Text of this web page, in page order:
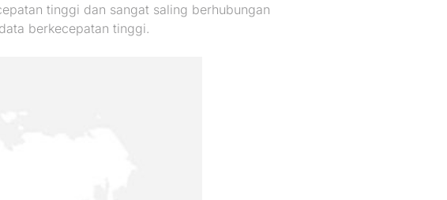
tinggi dan sangat saling berhubungan
berkecepatan tinggi.